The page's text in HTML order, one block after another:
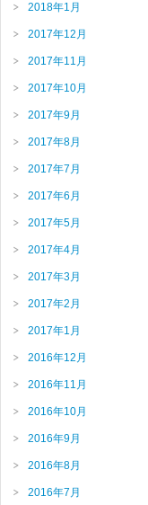
2018年1月
2017年12月
2017年11月
2017年10月
2017年9月
2017年8月
2017年7月
2017年6月
2017年5月
2017年4月
2017年3月
2017年2月
2017年1月
2016年12月
2016年11月
2016年10月
2016年9月
2016年8月
2016年7月